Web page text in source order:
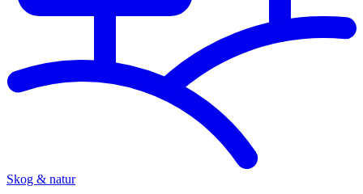
Skog & natur